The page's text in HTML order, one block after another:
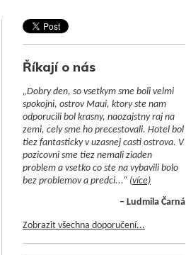
Říkají o nás
„Dobry den, so vsetkym sme boli velmi
spokojni, ostrov Maui, ktory ste nam
odporucili bol krasny, naozajstny raj na
zemi, cely sme ho precestovali. Hotel bol
tiez fantasticky v uzasnej casti ostrova. V
pozicovni sme tiez nemali ziaden
problem a vsetko co ste na vybavili bolo
bez problemov a predci...“ (více)
– Ludmila Čarná
Zobrazit všechna doporučení...